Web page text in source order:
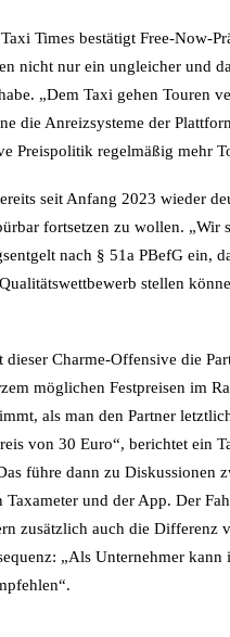
Times bestätigt Free-Now-
nicht nur ein ungleicher und
„Dem Taxi gehen Touren
die Anreizsysteme der
Preispolitik regelmäßig mehr
seit Anfang 2023 wieder
fortsetzen zu wollen. „Wir
nach § 51a PBefG ein,
stellen
Charme-Offensive die
möglichen Festpreisen im
als man den Partner
von 30 Euro“, berichtet ein
führe dann zu Diskussionen
Taxameter und der App. Der
zusätzlich auch die
„Als Unternehmer